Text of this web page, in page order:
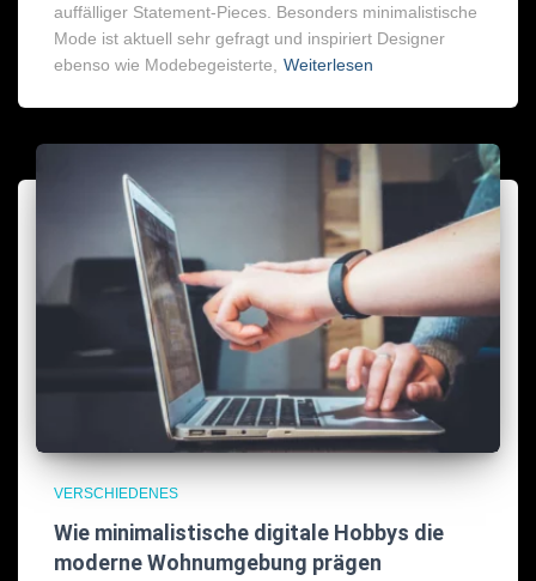
auffälliger Statement-Pieces. Besonders minimalistische
Mode ist aktuell sehr gefragt und inspiriert Designer
ebenso wie Modebegeisterte,
Weiterlesen
VERSCHIEDENES
Wie minimalistische digitale Hobbys die
moderne Wohnumgebung prägen